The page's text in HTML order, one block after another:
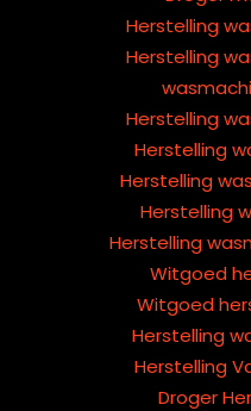
Herstelling
Herstelling
Herstelling
Herstelling
Herstelling
Herstelling
Herstelling
Witgoed
Witgoed
Herstelling
Herstelling
Droger